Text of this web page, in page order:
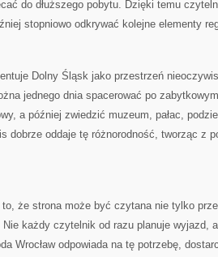
do dłuższego pobytu. Dzięki temu
stopniowo odkrywać kolejne elementy
Dolny Śląsk jako przestrzeń
jednego dnia spacerować po
a później zwiedzić muzeum, pałac,
dobrze oddaje tę różnorodność, tworząc z
że strona może być czytana nie tylko
każdy czytelnik od razu planuje wyjazd,
Wrocław odpowiada na tę potrzebę,